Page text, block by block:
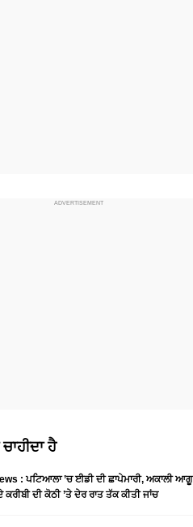
ਹੈ
: ਪਟਿਆਲਾ ’ਚ ਈਡੀ ਦੀ ਛਾਪੇਮਾਰੀ, ਅਕਾਲੀ ਆਗੂ
ਦੀ ਕੋਠੀ ’ਤੇ ਦੇਰ ਰਾਤ ਤੱਕ ਕੀਤੀ ਜਾਂਚ